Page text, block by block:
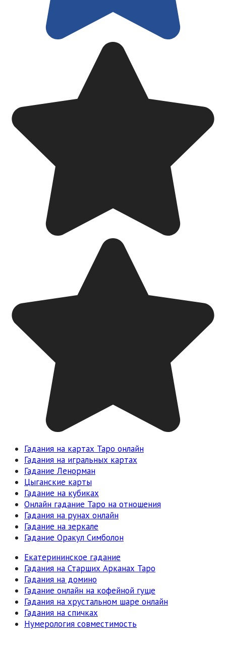
Гадания на картах Таро онлайн
Гадания на игральных картах
Гадание Ленорман
Цыганские карты
Гадание на кубиках
Онлайн гадание Таро на отношения
Гадания на рунах онлайн
Гадание на зеркале
Гадание Оракул Симболон
Екатерининское гадание
Гадания на Старших Арканах Таро
Гадания на домино
Гадание онлайн на кофейной гуще
Гадания на хрустальном шаре онлайн
Гадания на спичках
Нумерология совместимость